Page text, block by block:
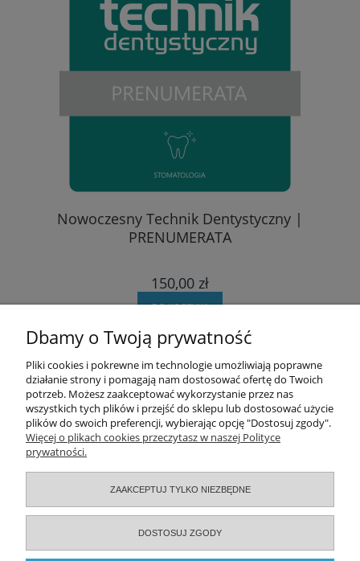
Nowoczesny Technik Dentystyczny |
PRENUMERATA
150,00 zł
DO KOSZYKA
Moje konto
Zamówienia
Informacje
O nas
Serwisy specjalistyczne
Dbamy o Twoją prywatność
Pliki cookies i pokrewne im technologie umożliwiają poprawne
działanie strony i pomagają nam dostosować ofertę do Twoich
potrzeb. Możesz zaakceptować wykorzystanie przez nas
wszystkich tych plików i przejść do sklepu lub dostosować użycie
plików do swoich preferencji, wybierając opcję "Dostosuj zgody".
Więcej o plikach cookies przeczytasz w naszej Polityce
prywatności.
ZAAKCEPTUJ TYLKO NIEZBĘDNE
DOSTOSUJ ZGODY